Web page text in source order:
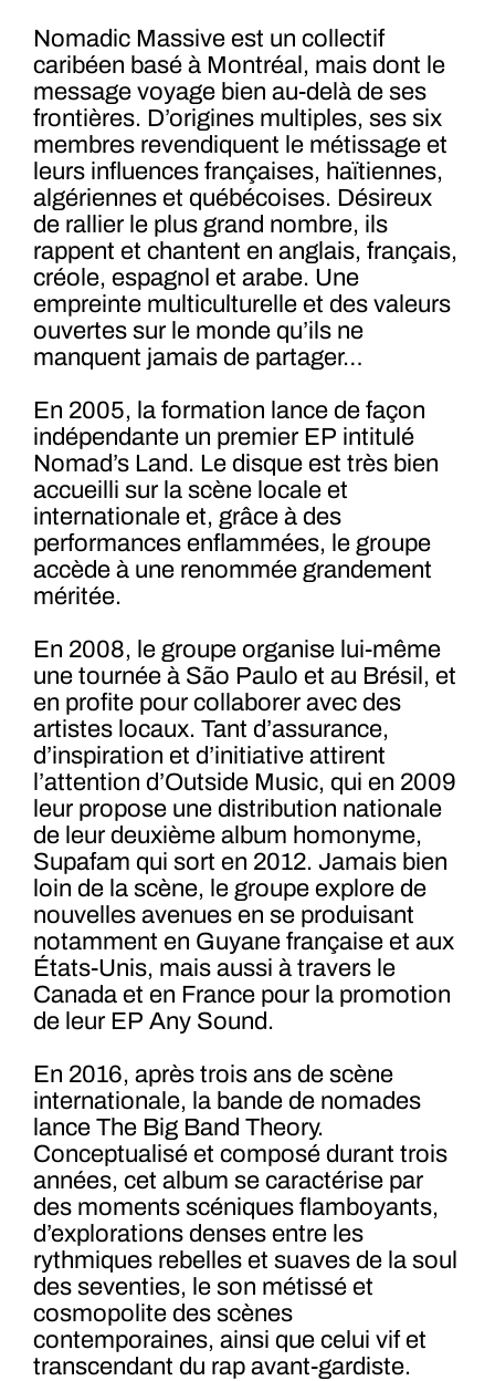
Nomadic Massive est un collectif
caribéen basé à Montréal, mais dont le
message voyage bien au-delà de ses
frontières. D’origines multiples, ses six
membres revendiquent le métissage et
leurs influences françaises, haïtiennes,
algériennes et québécoises. Désireux
de rallier le plus grand nombre, ils
rappent et chantent en anglais, français,
créole, espagnol et arabe. Une
empreinte multiculturelle et des valeurs
ouvertes sur le monde qu’ils ne
manquent jamais de partager…
En 2005, la formation lance de façon
indépendante un premier EP intitulé
Nomad’s Land. Le disque est très bien
accueilli sur la scène locale et
internationale et, grâce à des
performances enflammées, le groupe
accède à une renommée grandement
méritée.
En 2008, le groupe organise lui-même
une tournée à São Paulo et au Brésil, et
en profite pour collaborer avec des
artistes locaux. Tant d’assurance,
d’inspiration et d’initiative attirent
l’attention d’Outside Music, qui en 2009
leur propose une distribution nationale
de leur deuxième album homonyme,
Supafam qui sort en 2012. Jamais bien
loin de la scène, le groupe explore de
nouvelles avenues en se produisant
notamment en Guyane française et aux
États-Unis, mais aussi à travers le
Canada et en France pour la promotion
de leur EP Any Sound.
En 2016, après trois ans de scène
internationale, la bande de nomades
lance The Big Band Theory.
Conceptualisé et composé durant trois
années, cet album se caractérise par
des moments scéniques flamboyants,
d’explorations denses entre les
rythmiques rebelles et suaves de la soul
des seventies, le son métissé et
cosmopolite des scènes
contemporaines, ainsi que celui vif et
transcendant du rap avant-gardiste.